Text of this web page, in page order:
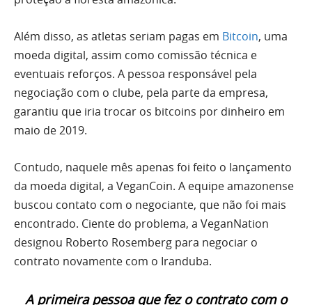
Além disso, as atletas seriam pagas em Bitcoin, uma
moeda digital, assim como comissão técnica e
eventuais reforços. A pessoa responsável pela
negociação com o clube, pela parte da empresa,
garantiu que iria trocar os bitcoins por dinheiro em
maio de 2019.
Contudo, naquele mês apenas foi feito o lançamento
da moeda digital, a VeganCoin. A equipe amazonense
buscou contato com o negociante, que não foi mais
encontrado. Ciente do problema, a VeganNation
designou Roberto Rosemberg para negociar o
contrato novamente com o Iranduba.
A primeira pessoa que fez o contrato com o